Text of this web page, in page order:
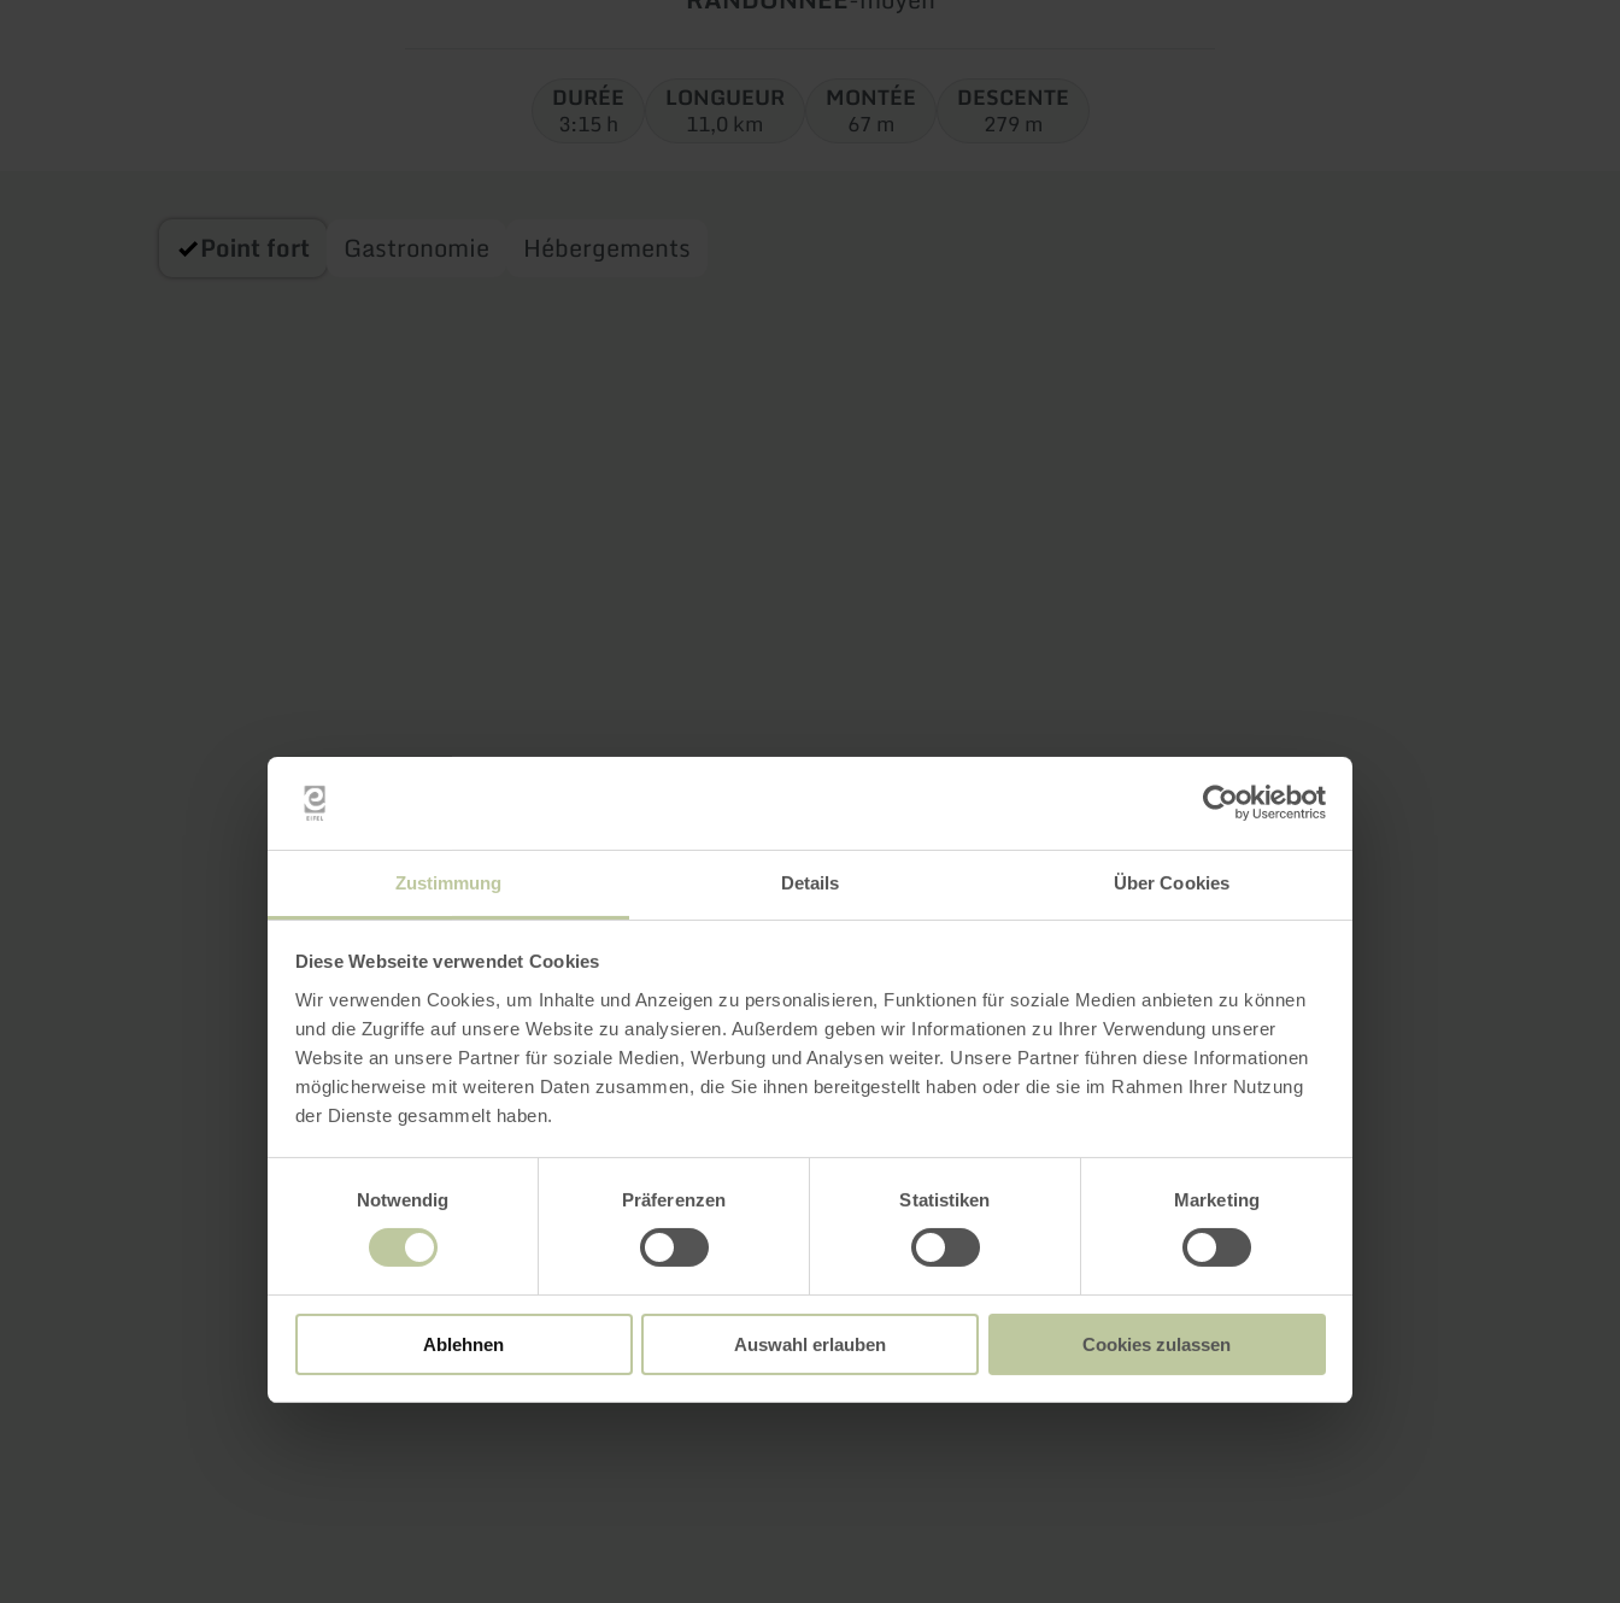
Zustimmung Details Über Cookies
Diese Webseite verwendet Cookies
Wir verwenden Cookies, um Inhalte und Anzeigen zu personalisieren, Funktionen für soziale Medien anbieten zu können
und die Zugriffe auf unsere Website zu analysieren. Außerdem geben wir Informationen zu Ihrer Verwendung unserer
Website an unsere Partner für soziale Medien, Werbung und Analysen weiter. Unsere Partner führen diese Informationen
möglicherweise mit weiteren Daten zusammen, die Sie ihnen bereitgestellt haben oder die sie im Rahmen Ihrer Nutzung
der Dienste gesammelt haben.
Notwendig
Präferenzen Statistiken Marketing
Ablehnen Auswahl erlauben Cookies zulassen
DURÉE
3:15 h
LONGUEUR
11,0 km
MONTÉE
67 m
DESCENTE
279 m
Point fort Gastronomie Hébergements